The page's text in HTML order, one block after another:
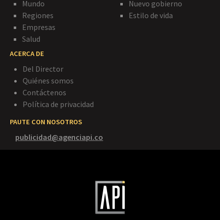
Mundo
Regiones
Empresas
Salud
Nuevo gobierno
Estilo de vida
ACERCA DE
Del Director
Quiénes somos
Contáctenos
Política de privacidad
PAUTE CON NOSOTROS
publicidad@agenciapi.co